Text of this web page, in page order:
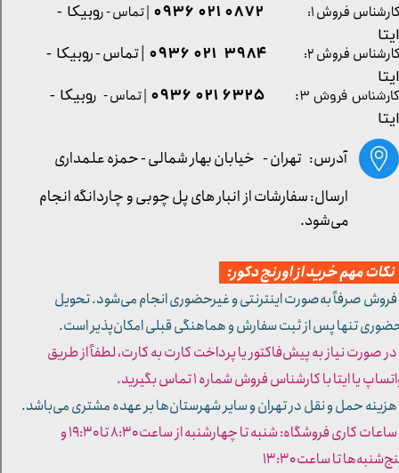
کارشناس فروش ۳: ۶۳۲۵ ۰۲۱ ۰۹۳۶ | تماس - روبیکا -
ایتا
آدرس: تهران - خیابان بهار شمالی - حمزه علمداری
مهم خرید از اورنج دکور:
صرفاً به‌صورت اینترنتی و غیرحضوری انجام می‌شود. تحویل
تنها پس از ثبت سفارش و هماهنگی قبلی امکان‌پذیر است.
صورت نیاز به پیش‌فاکتور یا پرداخت کارت به کارت، لطفاً از طریق
یا ایتا با کارشناس فروش شماره ۱ تماس بگیرید.
حمل و نقل در تهران و سایر شهرستان‌ها بر عهده مشتری می‌باشد.
- ساعات کاری فروشگاه: شنبه تا چهارشنبه از ساعت ۸:۳۰ تا ۱۹:۳۰ و
تا ساعت ۱۳:۳۰​​​​​​​
کارشناس فروش ۱: 0872 021 0936 | تماس - روبیکا -
ایتا
کارشناس فروش ۲:
۳۹۸۴ ۰۲۱ ۰۹۳۶ | تماس - روبیکا -
ایتا
ارسال: سفارشات از انبار های پل چوبی و چاردانگه انجام
می‌شود.